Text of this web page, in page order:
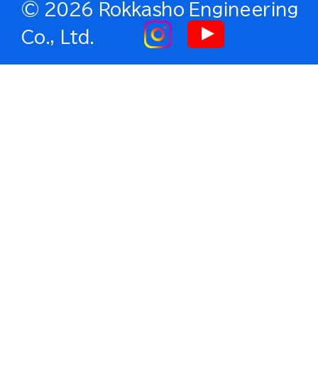
© 2026 Rokkasho Engineering
Co., Ltd.